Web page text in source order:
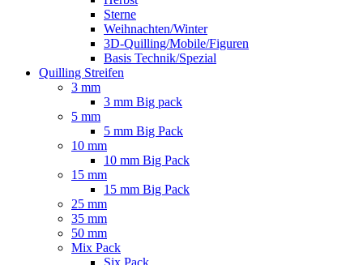
Sterne
Weihnachten/Winter
3D-Quilling/Mobile/Figuren
Basis Technik/Spezial
Quilling Streifen
3 mm
3 mm Big pack
5 mm
5 mm Big Pack
10 mm
10 mm Big Pack
15 mm
15 mm Big Pack
25 mm
35 mm
50 mm
Mix Pack